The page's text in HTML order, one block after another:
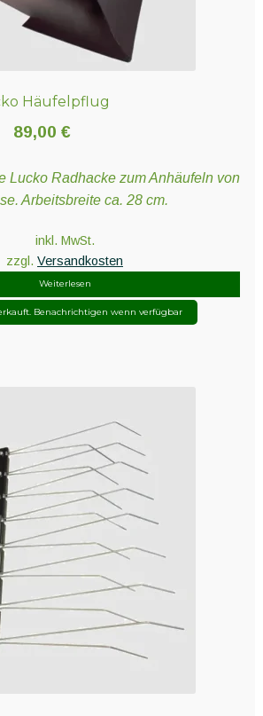
Häufelpflug
89,00€
Lucko Radhacke zum Anhäufeln von
Arbeitsbreite ca. 28 cm.
inkl. MwSt.
zzgl. Versandkosten
Weiterlesen
Benachrichtigen wenn verfügbar